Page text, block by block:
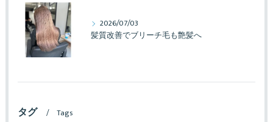
2026/07/03
髪質改善でブリーチ毛も艶髪へ
タグ Tags